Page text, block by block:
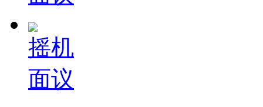
摇机
面议